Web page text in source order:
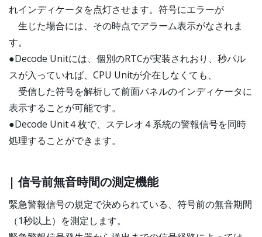
れインディケータを点灯させます。符号にエラーが
生じた場合には、その時点でアラーム表示がなされま
す。
●Decode Unitには、個別のRTCが実装されおり、秒パル
スが入っていれば、CPU Unitが介在しなくても、
受信した符号を解析して前面パネルのインディケータに
表示することが可能です。
●Decode Unit４枚で、ステレオ４系統の警報信号を同時
処理することができます。
| 信号前無音時間の測定機能
緊急警報信号の規定で決められている、符号前の無音期間
（1秒以上）を測定します。